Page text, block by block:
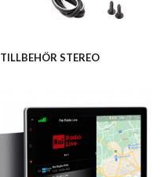
TILLBEHÖR STEREO